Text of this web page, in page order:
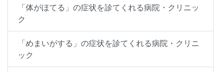
「体がほてる」の症状を診てくれる病院・クリニッ
ク
「めまいがする」の症状を診てくれる病院・クリニ
ック